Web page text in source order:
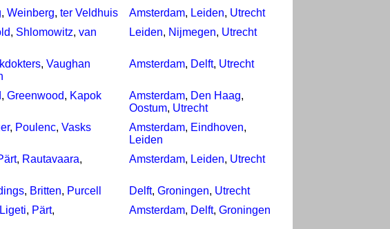
, Weinberg, ter Veldhuis Amsterdam, Leiden, Utrecht
, Shlomowitz, van
Leiden, Nijmegen, Utrecht
, Vaughan
Amsterdam, Delft, Utrecht
, Greenwood, Kapok Amsterdam, Den Haag,
Oostum, Utrecht
, Poulenc, Vasks Amsterdam, Eindhoven,
Leiden
, Rautavaara,
Amsterdam, Leiden, Utrecht
, Britten, Purcell Delft, Groningen, Utrecht
Ligeti, Pärt,
Amsterdam, Delft, Groningen